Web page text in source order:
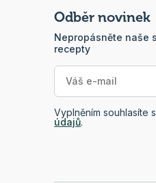
Odběr novinek
Nepropásněte naše
recepty
Vyplněním souhlasíte
údajů.